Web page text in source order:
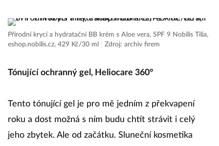
Přírodní krycí a hydratační BB krém s Aloe vera, SPF 9 Nobilis Tilia,
eshop.nobilis.cz, 429 Kč/30 ml
Zdroj: archiv firem
Tónující ochranný gel, Heliocare 360°
Tento tónující gel je pro mě jedním z překvapení
roku a dost možná s ním budu chtít strávit i celý
jeho zbytek. Ale od začátku. Sluneční kosmetika